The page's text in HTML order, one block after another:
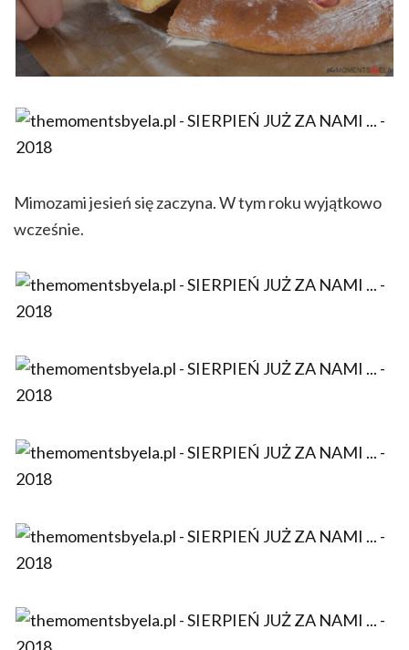
Mimozami jesień się zaczyna. W tym roku wyjątkowo
wcześnie.